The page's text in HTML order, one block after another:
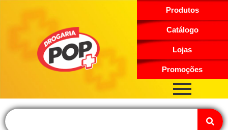
Produtos
Catálogo
Lojas
Promoções